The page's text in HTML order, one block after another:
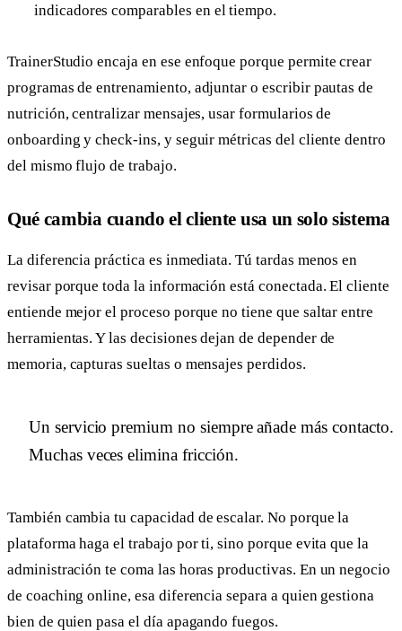
indicadores comparables en el tiempo.
TrainerStudio encaja en ese enfoque porque permite crear
programas de entrenamiento, adjuntar o escribir pautas de
nutrición, centralizar mensajes, usar formularios de
onboarding y check-ins, y seguir métricas del cliente dentro
del mismo flujo de trabajo.
Qué cambia cuando el cliente usa un solo sistema
La diferencia práctica es inmediata. Tú tardas menos en
revisar porque toda la información está conectada. El cliente
entiende mejor el proceso porque no tiene que saltar entre
herramientas. Y las decisiones dejan de depender de
memoria, capturas sueltas o mensajes perdidos.
Un servicio premium no siempre añade más contacto.
Muchas veces elimina fricción.
También cambia tu capacidad de escalar. No porque la
plataforma haga el trabajo por ti, sino porque evita que la
administración te coma las horas productivas. En un negocio
de coaching online, esa diferencia separa a quien gestiona
bien de quien pasa el día apagando fuegos.